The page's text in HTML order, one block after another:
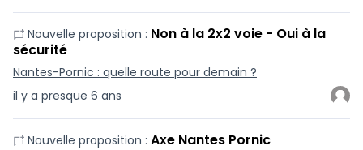
il y a presque 6 ans
Nouvelle proposition : Non à la 2x2 voie - Oui à la
sécurité
Nantes-Pornic : quelle route pour demain ?
Nouvelle proposition : Axe Nantes Pornic